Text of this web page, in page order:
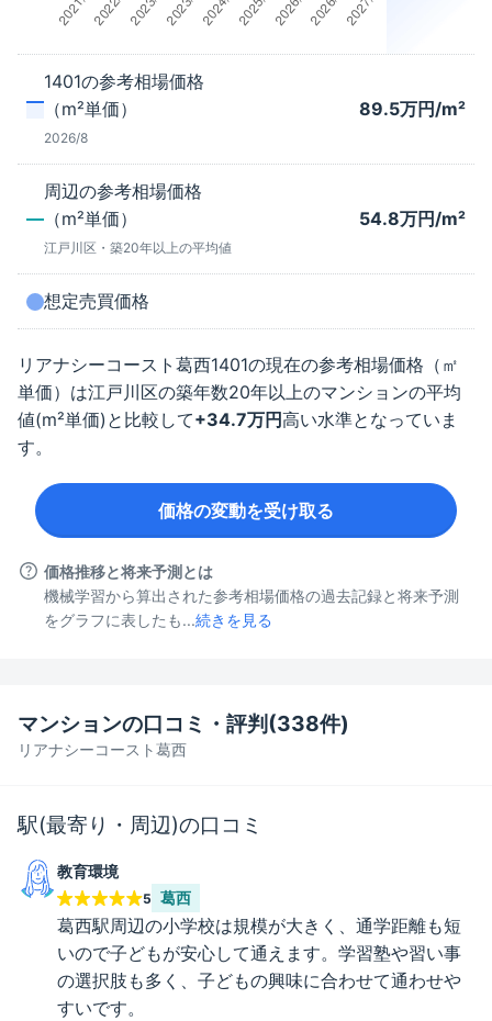
1401の参考相場価格
（m²単価）
2026/8
89.5万円/m²
周辺の参考相場価格
（m²単価）
江戸川区 ・築20年以上の平均値
54.8万円/m²
想定売買価格
リアナシーコースト葛西1401の現在の参考相場価格（㎡
単価）は江戸川区の築年数20年以上のマンションの平均
値(m²単価)と比較して+34.7万円高い水準となっていま
す。
価格の変動を受け取る
価格推移と将来予測とは
機械学習から算出された参考相場価格の過去記録と将来予測
をグラフに表したも...続きを見る
リアナシーコースト葛西
マンションの口コミ・評判(338件)
駅(最寄り・周辺)の口コミ
教育環境
5 葛西
葛西駅周辺の小学校は規模が大きく、通学距離も短
いので子どもが安心して通えます。学習塾や習い事
の選択肢も多く、子どもの興味に合わせて通わせや
すいです。